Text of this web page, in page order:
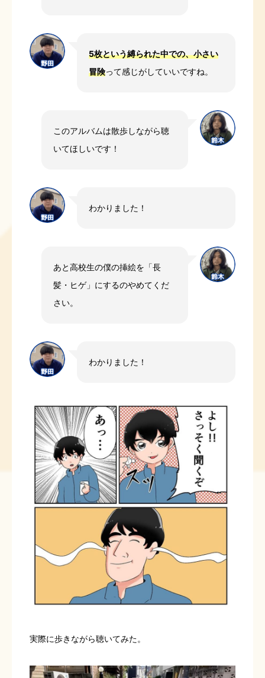
5枚という縛られた中での、小さい
冒険って感じがしていいですね。
このアルバムは散歩しながら聴
いてほしいです！
わかりました！
あと高校生の僕の挿絵を「長
髪・ヒゲ」にするのやめてくだ
さい。
わかりました！
実際に歩きながら聴いてみた。